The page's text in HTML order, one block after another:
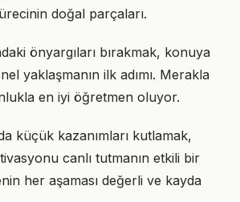
doğal parçaları.
önyargıları bırakmak, konuya
yaklaşmanın ilk adımı. Merakla
en iyi öğretmen oluyor.
küçük kazanımları kutlamak,
canlı tutmanın etkili bir
her aşaması değerli ve kayda